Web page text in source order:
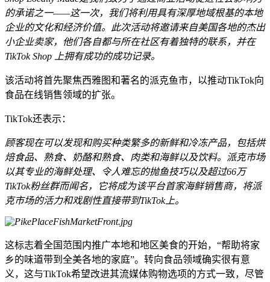
的承诺之一——这一次，我们将利用具有深厚地域根基的本地
企业的文化和经济价值。此次活动将邀请来自美国各地的杰出
小企业卖家，他们各自都与所在社区有着独特的联系，并在
TikTok Shop 上拥有成功的成功记录。
该活动将首先聚焦西雅图和著名的派克鱼市，以推动TikTok向
食品在线销售领域的扩张。
TikTok还表示：
顾客现在可以发现和购买种类繁多的新鲜和冷冻产品，包括烘
焙食品、熟食、奶酪和熟食、肉类和海鲜以及饮料。派克市场
以其专业的海鲜处理、令人难忘的抛鱼技巧以及超过66万
TikTok粉丝群而闻名，它将成为该平台首家海鲜销售商，将派
克市场的活力和戏剧性直接带到TikTok上。
这标志着全国范围内推广本地和地区美食的开始，“帮助将家
乡的味道带到全美各地的家庭”。转向食品领域确实很有意
义，这与TikTok希望改进其流媒体购物选项的方式一致，尽管